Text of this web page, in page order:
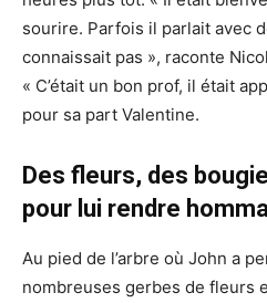
sourire. Parfois il parlait avec
connaissait pas », raconte
« C’était un bon prof, il était
pour sa part Valentine.
Des fleurs, des
pour lui rendre
Au pied de l’arbre où John a
nombreuses gerbes de fleurs